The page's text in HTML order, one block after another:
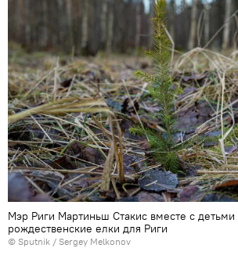
Мэр Риги Мартиньш Стакис вместе с
рождественские елки для Риги
© Sputnik / Sergey Melkonov